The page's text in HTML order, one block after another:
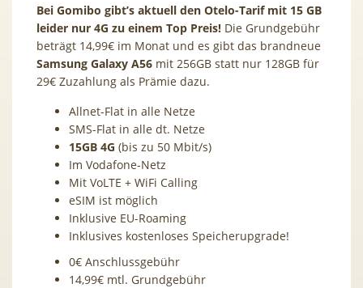
Bei Gomibo gibt’s aktuell den Otelo-Tarif mit 15 GB
leider nur 4G zu einem Top Preis! Die Grundgebühr
beträgt 14,99€ im Monat und es gibt das brandneue
Samsung Galaxy A56 mit 256GB statt nur 128GB für
29€ Zuzahlung als Prämie dazu.
Allnet-Flat in alle Netze
SMS-Flat in alle dt. Netze
15GB 4G (bis zu 50 Mbit/s)
Im Vodafone-Netz
Mit VoLTE + WiFi Calling
eSIM ist möglich
Inklusive EU-Roaming
Inklusives kostenloses Speicherupgrade!
0€ Anschlussgebühr
14,99€ mtl. Grundgebühr